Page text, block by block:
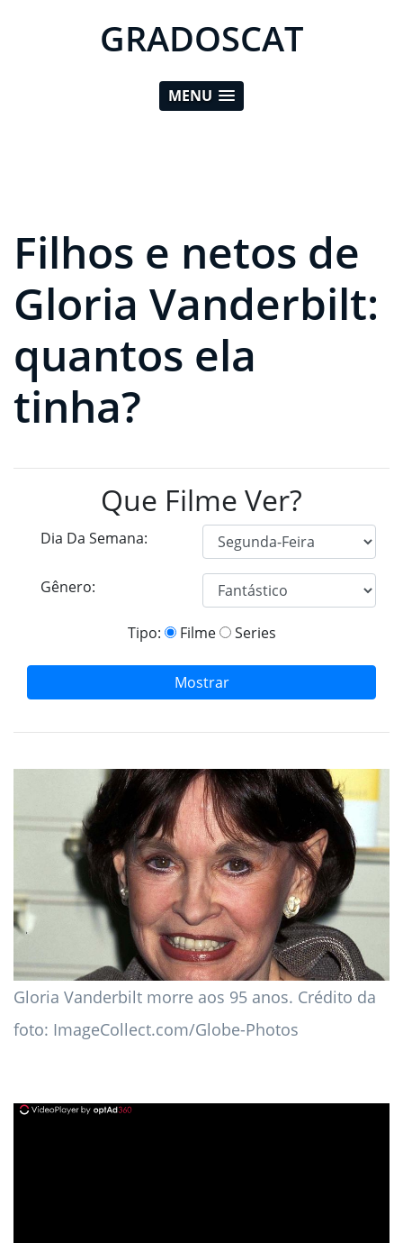
GRADOSCAT
MENU
Filhos e netos de
Gloria Vanderbilt:
quantos ela
tinha?
Que Filme Ver?
Dia Da Semana:
Gênero:
Tipo: Filme Series
Mostrar
Gloria Vanderbilt morre aos 95 anos. Crédito da
foto: ImageCollect.com/Globe-Photos